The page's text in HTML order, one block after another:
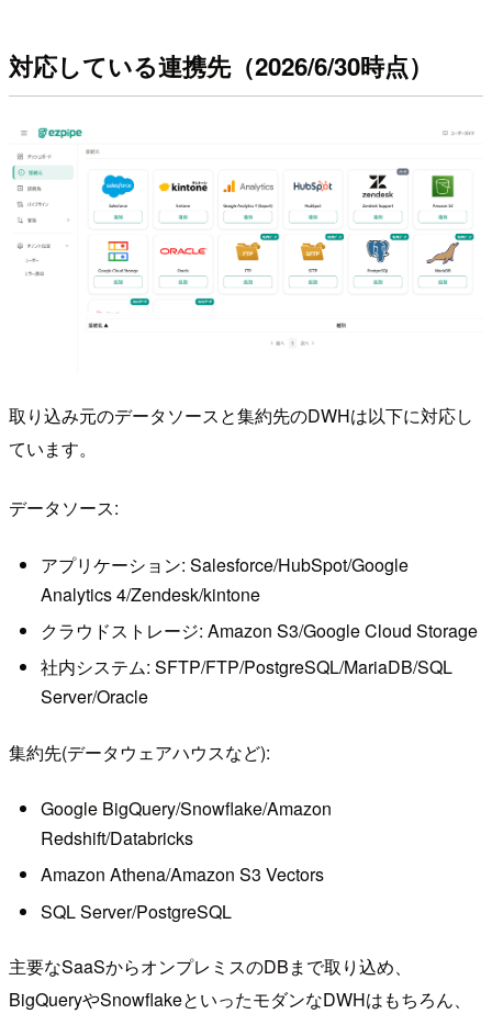
対応している連携先（2026/6/30時点）
取り込み元のデータソースと集約先のDWHは以下に対応し
ています。
データソース:
アプリケーション: Salesforce/HubSpot/Google
Analytics 4/Zendesk/kintone
クラウドストレージ: Amazon S3/Google Cloud Storage
社内システム: SFTP/FTP/PostgreSQL/MariaDB/SQL
Server/Oracle
集約先(データウェアハウスなど):
Google BigQuery/Snowflake/Amazon
Redshift/Databricks
Amazon Athena/Amazon S3 Vectors
SQL Server/PostgreSQL
主要なSaaSからオンプレミスのDBまで取り込め、
BigQueryやSnowflakeといったモダンなDWHはもちろん、